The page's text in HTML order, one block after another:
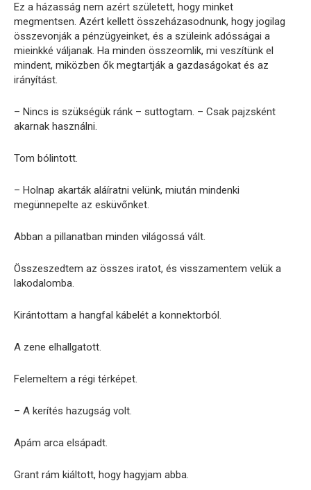
Ez a házasság nem azért született, hogy minket
megmentsen. Azért kellett összeházasodnunk, hogy jogilag
összevonják a pénzügyeinket, és a szüleink adósságai a
mieinkké váljanak. Ha minden összeomlik, mi veszítünk el
mindent, miközben ők megtartják a gazdaságokat és az
irányítást.
– Nincs is szükségük ránk – suttogtam. – Csak pajzsként
akarnak használni.
Tom bólintott.
– Holnap akarták aláíratni velünk, miután mindenki
megünnepelte az esküvőnket.
Abban a pillanatban minden világossá vált.
Összeszedtem az összes iratot, és visszamentem velük a
lakodalomba.
Kirántottam a hangfal kábelét a konnektorból.
A zene elhallgatott.
Felemeltem a régi térképet.
– A kerítés hazugság volt.
Apám arca elsápadt.
Grant rám kiáltott, hogy hagyjam abba.